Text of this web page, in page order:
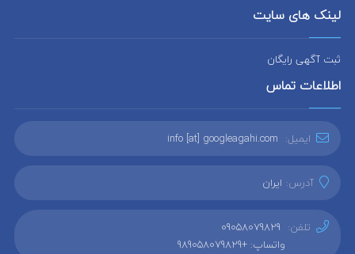
لینک های سایت
ثبت آگهی رایگان
اطلاعات تماس
ایمیل: info [at] googleagahi.com
آدرس: ایران
تلفن: 09058079829
واتساپ: +989058079829